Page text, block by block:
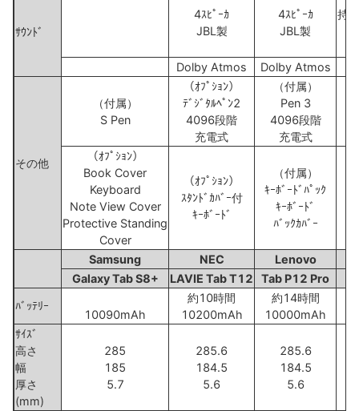
ｻｳﾝﾄﾞ
4ｽﾋﾟｰｶ
JBL製
4ｽﾋﾟｰｶ
JBL製
持
Dolby Atmos Dolby Atmos
その他
（付属）
S Pen
（ｵﾌﾟｼｮﾝ）
ﾃﾞｼﾞﾀﾙﾍﾟﾝ2
4096段階
充電式
（付属）
Pen 3
4096段階
充電式
（ｵﾌﾟｼｮﾝ）
Book Cover
Keyboard
Note View Cover
Protective Standing
Cover
（ｵﾌﾟｼｮﾝ）
ｽﾀﾝﾄﾞｶﾊﾞｰ付
ｷｰﾎﾞｰﾄﾞ
（付属）
ｷｰﾎﾞｰﾄﾞﾊﾟｯｸ
ｷｰﾎﾞｰﾄﾞ
ﾊﾞｯｸｶﾊﾞｰ
Samsung NEC
Lenovo
Galaxy Tab S8+
LAVIE Tab T12
Tab P12 Pro
ﾊﾞｯﾃﾘｰ
10090mAh
約10時間
10200mAh
約14時間
10000mAh
ｻｲｽﾞ
高さ
幅
厚さ
(mm)
285
185
5.7
285.6
184.5
5.6
285.6
184.5
5.6